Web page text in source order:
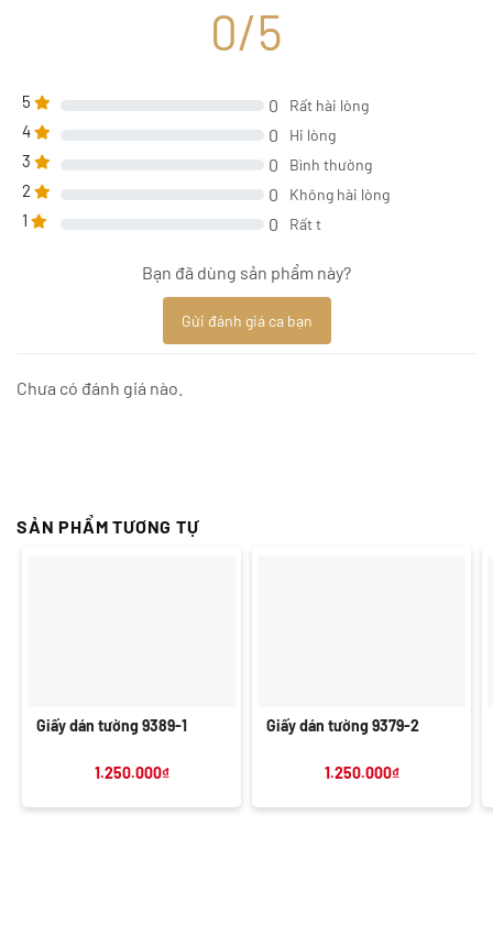
0/5
5 0 Rất hài lòng
4 0 Hi lòng
3 0 Bình thường
2 0 Không hài lòng
1 0 Rất t
Bạn đã dùng sản phẩm này?
Gửi đánh giá ca bạn
Chưa có đánh giá nào.
SẢN PHẨM TƯƠNG TỰ
Giấy dán tường 9389-1
1.250.000₫
Giấy dán tường 9379-2
1.250.000₫